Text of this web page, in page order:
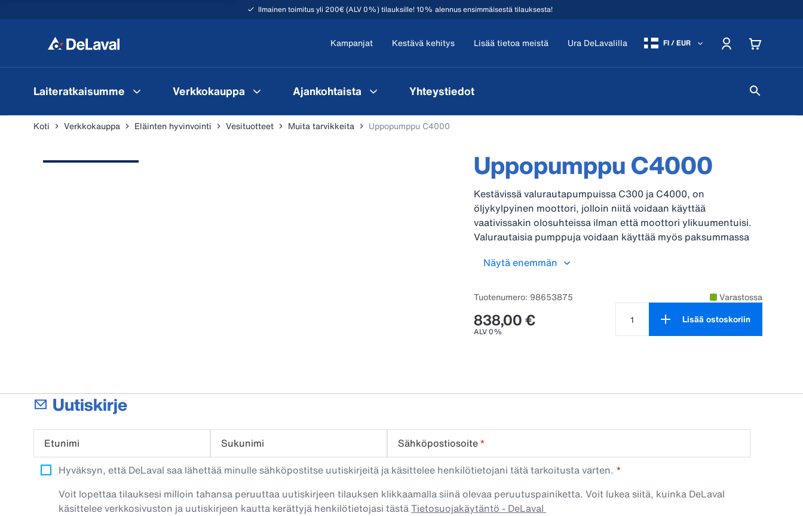
Ilmainen toimitus yli 200€ (ALV 0%) tilauksille! 10% alennus ensimmäisestä tilauksesta!
Kampanjat Kestävä kehitys Lisää tietoa meistä Ura DeLavalilla FI / EUR
Laiteratkaisumme Verkkokauppa Ajankohtaista Yhteystiedot
Koti Verkkokauppa Eläinten hyvinvointi Vesituotteet Muita tarvikkeita Uppopumppu C4000
Uppopumppu C4000
Kestävissä valurautapumpuissa C300 ja C4000, on
öljykylpyinen moottori, jolloin niitä voidaan käyttää
vaativissakin olosuhteissa ilman että moottori ylikuumentuisi.
Valurautaisia pumppuja voidaan käyttää myös paksummassa
siirrettäviä ja helppoja asentaa ja käyttää.
Näytä enemmän
Tuotenumero: 98653875 Varastossa
838,00 €
ALV 0%
Lisää ostoskoriin
Uutiskirje
Etunimi Sukunimi Sähköpostiosoite*
Hyväksyn, että DeLaval saa lähettää minulle sähköpostitse uutiskirjeitä ja käsittelee henkilötietojani tätä tarkoitusta varten.
Voit lopettaa tilauksesi milloin tahansa peruuttaa uutiskirjeen tilauksen klikkaamalla siinä olevaa peruutuspainiketta. Voit lukea siitä, kuinka DeLaval
käsittelee verkkosivuston ja uutiskirjeen kautta kerättyjä henkilötietojasi tästäTietosuojakäytäntö - DeLaval